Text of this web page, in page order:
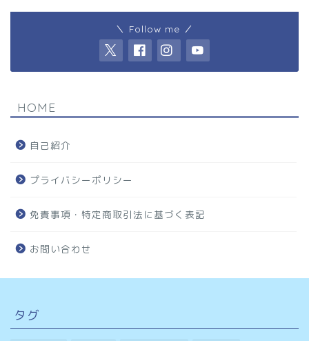
＼ Follow me ／
HOME
自己紹介
プライバシーポリシー
免責事項・特定商取引法に基づく表記
お問い合わせ
タグ